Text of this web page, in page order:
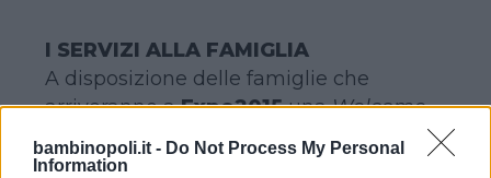
bambinopoli.it - Do Not Process My Personal
Information
I SERVIZI ALLA FAMIGLIA
A disposizione delle famiglie che
arriveranno aExpo2015unaWelcome
accolti, guidati alla scoperta dell’area